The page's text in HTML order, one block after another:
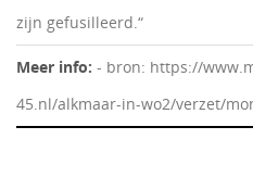
zijn gefusilleerd.“
Meer info: - bron: https://
45.nl/alkmaar-in-wo2/verzet/